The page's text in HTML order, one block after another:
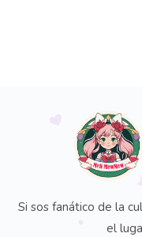
Si sos fanático de la
el